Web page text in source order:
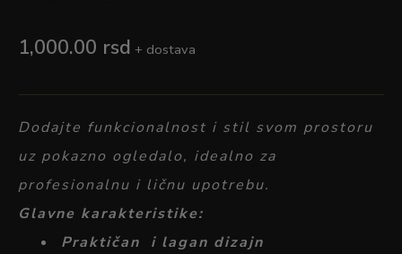
1,000.00 rsd + dostava
Dodajte funkcionalnost i stil svom prostoru
uz pokazno ogledalo, idealno za
profesionalnu i ličnu upotrebu.
Glavne karakteristike:
Praktičan
i lagan dizajn